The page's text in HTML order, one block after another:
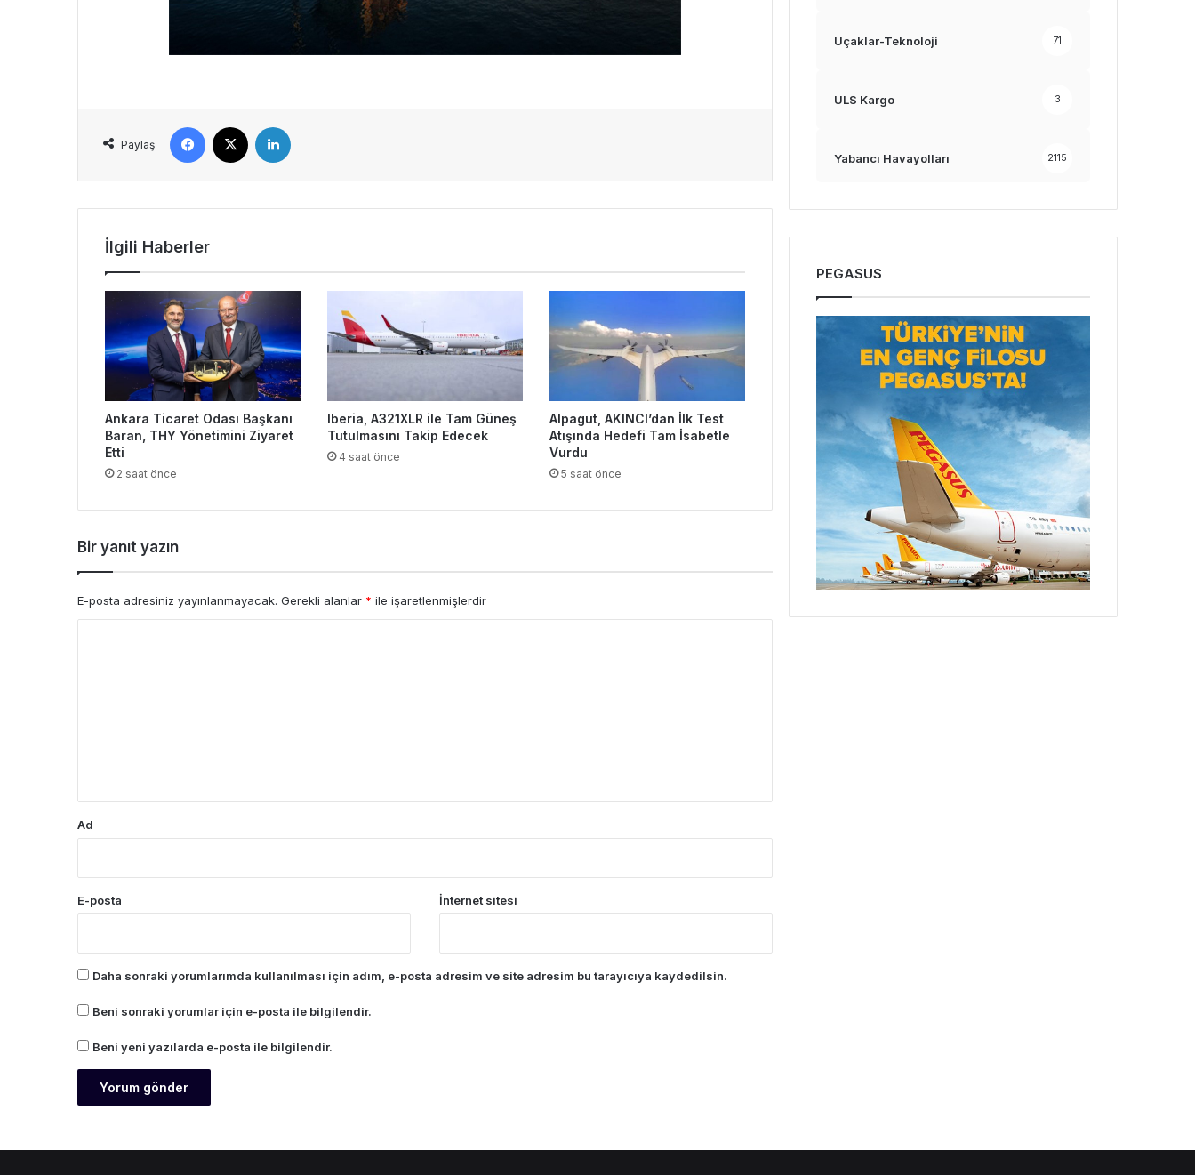
Paylaş
Facebook
İlgili Haberler
Ankara Ticaret Odası Başkanı
Baran, THY Yönetimini Ziyaret
Etti
2 saat önce
Iberia, A321XLR ile Tam Güneş
Tutulmasını Takip Edecek
4 saat önce
Alpagut, AKINCI’dan İlk Test
Atışında Hedefi Tam İsabetle
Vurdu
5 saat önce
Bir yanıt yazın
E-posta adresiniz yayınlanmayacak. Gerekli alanlar * ile işaretlenmişlerdir
Ad
E-posta İnternet sitesi
Daha sonraki yorumlarımda kullanılması için adım, e-posta adresim ve site adresim bu tarayıcıya kaydedilsin.
Beni sonraki yorumlar için e-posta ile bilgilendir.
Beni yeni yazılarda e-posta ile bilgilendir.
Uçaklar-Teknoloji 71
ULS Kargo 3
Yabancı Havayolları 2115
PEGASUS